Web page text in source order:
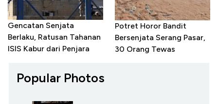
Gencatan Senjata
Berlaku, Ratusan Tahanan
ISIS Kabur dari Penjara
Potret Horor Bandit
Bersenjata Serang Pasar,
30 Orang Tewas
Popular Photos